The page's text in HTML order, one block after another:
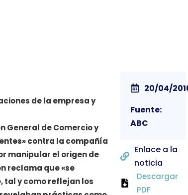
de la empresa y
General de Comercio y
contra la compañía
manipular el origen de
reclama que «se
tal y como reflejan los
20/04/
Fuente:
ABC
Enlace a la
noticia
Descargar
PDF